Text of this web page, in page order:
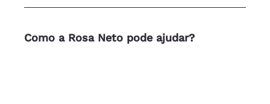
Como a Rosa Neto pode ajudar?